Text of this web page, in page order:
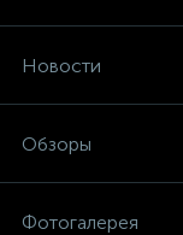
Новости
Обзоры
Фотогалерея